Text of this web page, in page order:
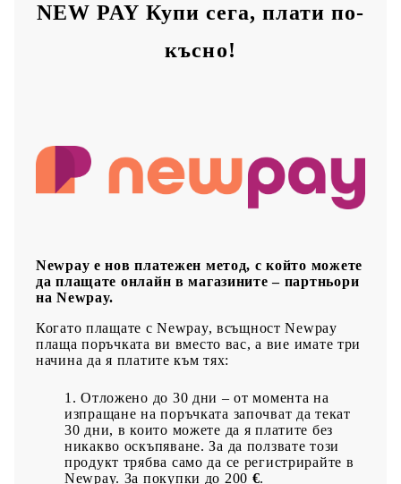
NEW PAY Купи сега, плати по-
късно!
Newpay е нов платежен метод, с който можете
да плащате онлайн в магазините – партньори
на Newpay.
Когато плащате с Newpay, всъщност Newpay
плаща поръчката ви вместо вас, а вие имате три
начина да я платите към тях:
Отложено до 30 дни – от момента на
изпращане на поръчката започват да текат
30 дни, в които можете да я платите без
никакво оскъпяване. За да ползвате този
продукт трябва само да се регистрирайте в
Newpay. За покупки до 200 €.